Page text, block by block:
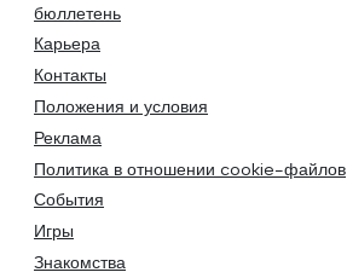
бюллетень
Карьера
Контакты
Положения и условия
Реклама
Политика в отношении cookie-файлов
События
Игры
Знакомства